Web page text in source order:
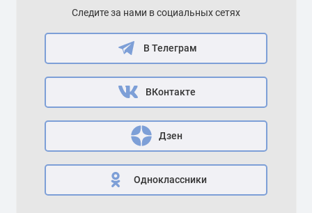
Следите за нами в социальных сетях
В Телеграм
ВКонтакте
Дзен
Одноклассники